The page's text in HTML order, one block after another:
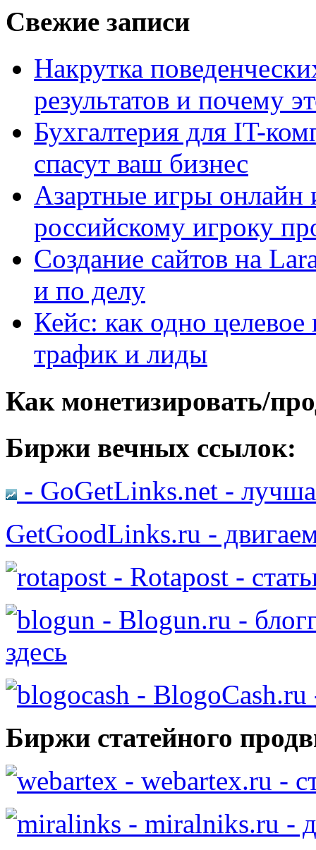
Свежие записи
Накрутка
результатов и почему
Бухгалтерия для IT-
спасут ваш бизнес
Азартные игры онлайн
российскому игроку
Создание сайтов на
и по делу
Кейс: как одно
трафик и лиды
Как монетизировать/
Биржи вечных ссылок:
- GoGetLinks.net -
GetGoodLinks.ru -
- Rotapost -
- Blogun.ru -
здесь
- BlogoCash.ru
Биржи статейного
- webartex.ru -
- miralniks.ru -